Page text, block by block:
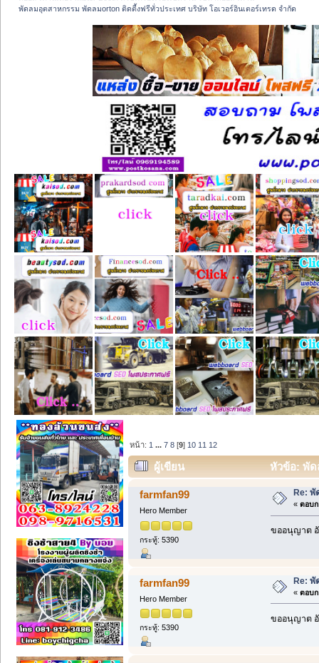
พัดลมอุตสาหกรรม พัดลมorton ติดตี้งฟรีทั่วประเทศ บริษัท โอเวอร์อินเตอร์เทรด จำกัด
หน้า: 1 ...7 8 [9] 10 11 12
ผู้เขียน หัวข้อ: พัด
farmfan99
Hero Member
กระทู้: 5390
Re: พั
« ตอบก
ขออนุญาต
farmfan99
Hero Member
กระทู้: 5390
Re: พั
« ตอบก
ขออนุญาต